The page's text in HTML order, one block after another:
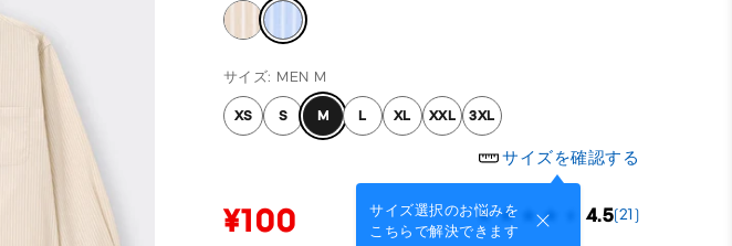
サイズ: MEN M
XS S M L XL XXL 3XL
サイズを確認する
サイズ選択のお悩みを
こちらで解決できます
¥100 4.5(21)